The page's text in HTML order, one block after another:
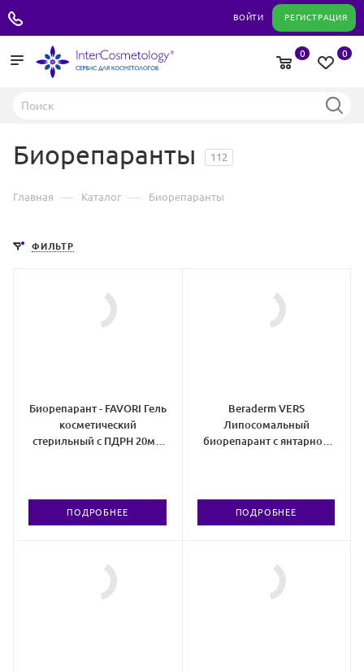
ВОЙТИ РЕГИСТРАЦИЯ
0
0
Биорепаранты 112
Главная — Каталог — Биорепаранты
ФИЛЬТР
Биорепарант - FAVORI Гель
косметический
стерильный с ПДРН 20мг/
ПОДРОБНЕЕ
Beraderm VERS
Липосомальный
биорепарант с янтарной
ПОДРОБНЕЕ